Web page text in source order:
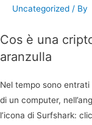
Uncategorized / By
Cos è una
aranzulla
Nel tempo sono
di un computer,
l’icona di Surfshark: